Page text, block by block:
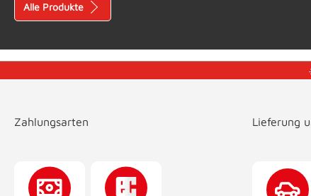
Alle Produkte
Zahlungsarten Lieferung